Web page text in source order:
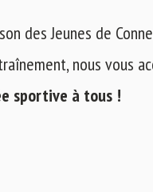
des Jeunes de
nous vous
sportive à tous !